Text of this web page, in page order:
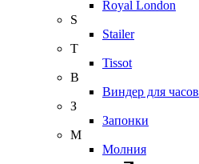
Royal London
S
Stailer
T
Tissot
В
Виндер для часов
З
Запонки
М
Молния